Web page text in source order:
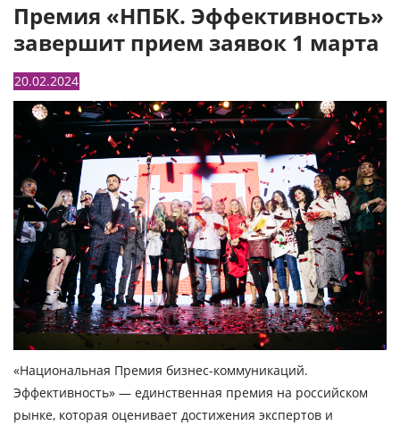
Премия «НПБК. Эффективность»
завершит прием заявок 1 марта
20.02.2024
«Национальная Премия бизнес-коммуникаций.
Эффективность» — единственная премия на российском
рынке, которая оценивает достижения экспертов и